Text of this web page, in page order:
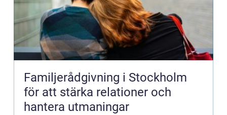
Familjerådgivning i Stockholm
för att stärka relationer och
hantera utmaningar